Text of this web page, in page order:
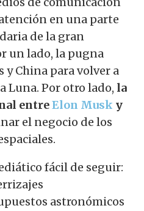
en una parte
de la gran
un lado, la pugna
y China para volver a
Luna. Por otro lado, la
entreElon Musk y
el negocio de los
fácil de seguir:
astronómicos